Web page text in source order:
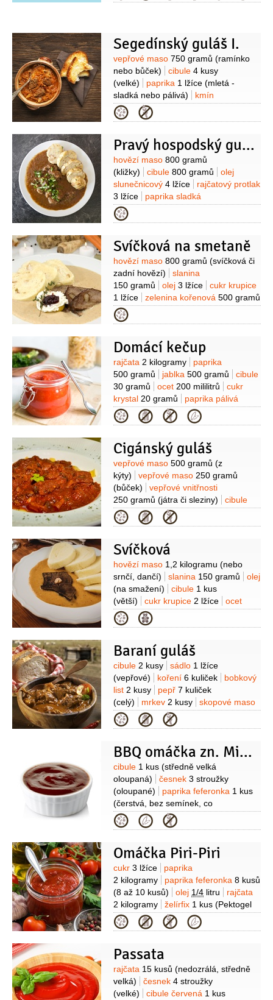
Segedínský guláš I.
Suroviny
vepřové maso 750 gramů (ramínko
nebo bůček)
cibule 4 kusy
(velké)
paprika 1 lžíce (mletá -
sladká nebo pálivá)
kmín
1/2lžičky
500 mililitrů
zelí kysané200 gramů
1 lžíce
smetana zakysaná
250 mililitrů
sůl
Kategorie
Pravý hospodský guláš se silnou šťávou a domácími žemlovými knedlíky
Suroviny
hovězí maso 800 gramů
(kližky)
cibule 800 gramů
olej
slunečnicový 4 lžíce
rajčatový protlak
3 lžíce
paprika sladká
2 lžíce
(loupané)
vývar masový600 mililitrů
3 stroužky Žemlové knedlíky: pečivo
8 kusů
mléko
150 mililitrů
vejce 3 kusy
kadeřavá/kudrnka 1 hrst
sůl
1 špetka
Kategorie
Svíčková na smetaně
Suroviny
hovězí maso 800 gramů (svíčková či
zadní hovězí)
slanina
150 gramů
olej 3 lžíce
cukr krupice
1 lžíce
zelenina kořenová 500 gramů
(mrkev, celer, petržel - poměr
3:2:1)
cibule1 kus
pepř
4 kuličky
bobkový list2 listy
Kategorie
Domácí kečup
Suroviny
rajčata 2 kilogramy
paprika
500 gramů
jablka 500 gramů
cibule
30 gramů
ocet 200 mililitrů
cukr
krystal 20 gramů
paprika pálivá
1 lžička (červená)
pepř černý
1/2lžičky (mletý) hřebíček6 kusů
Kategorie
Cigánský guláš
Suroviny
vepřové maso 500 gramů (z
kýty)
vepřové maso 250 gramů
(bůček)
vepřové vnitřnosti
250 gramů (játra či sleziny)
cibule
350 gramů
olej
sádlo)
paprika2 kusy (zelená
zahuštění)
pečivo
podávání)
kmín
Kategorie
Svíčková
Suroviny
hovězí maso 1,2 kilogramu (nebo
srnčí, dančí)
slanina 150 gramů
olej
(na smažení)
cibule 1 kus
(větší)
cukr krupice 2 lžíce
ocet
2 lžíce
mrkev
1 kus (nebo petržel a 1/4
Kategorie
Baraní guláš
Suroviny
cibule 2 kusy sádlo 1 lžíce
(vepřové)
koření 6 kuliček
bobkový
list 2 kusy pepř 7 kuliček
(celý)
mrkev 2 kusy
skopové maso
500 gramů
(kýta)
(malý)
paprika feferonka1 kus
Kategorie
BBQ omáčka zn. Mimozemšťan
Suroviny
cibule 1 kus (středně velká
oloupaná)
česnek 3 stroužky
(oloupané)
paprika feferonka 1 kus
(čerstvá, bez semínek, co
nejpálivější)
paprika chilli
(čerstvá, bez semínek)
máslo
(tekutý)
cukr 2 lžíce (vláčný, tmavý,
přírodní)
semínko hořčičné
(anglický hořčičný prášek)
Kategorie
Omáčka Piri-Piri
Suroviny
cukr 3 lžíce
paprika
2 kilogramy
paprika feferonka 8 kusů
(8 až 10 kusů)
olej 1/4 litru
rajčata
2 kilogramy
želírfix 1 kus (Pektogel
č.3)
česnek2 paličky
1 kilogram
koření1 balíček (Deko)
Kategorie
Passata
Suroviny
rajčata 15 kusů (nedozrálá, středně
velká)
česnek 4 stroužky
(velké)
cibule červená 1 kus